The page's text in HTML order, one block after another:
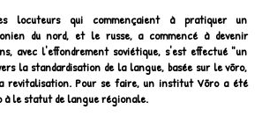
locuteurs qui commençaient à pratiquer un
du nord, et le russe, a commencé à devenir
avec l'effondrement soviétique, s'est effectué "un
la standardisation de la langue, basée sur le võro,
revitalisation. Pour se faire, un institut Võro a été
à le statut de langue régionale.